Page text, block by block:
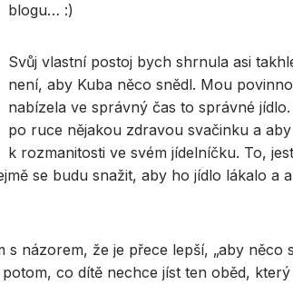
blogu… :)
Svůj vlastní postoj bych shrnula asi
není, aby Kuba něco snědl. Mou
nabízela ve správný čas to správné
po ruce nějakou zdravou svačinku a
k rozmanitosti ve svém jídelníčku. To,
se budu snažit, aby ho jídlo lákalo a
s názorem, že je přece lepší, „aby něco
co dítě nechce jíst ten oběd,